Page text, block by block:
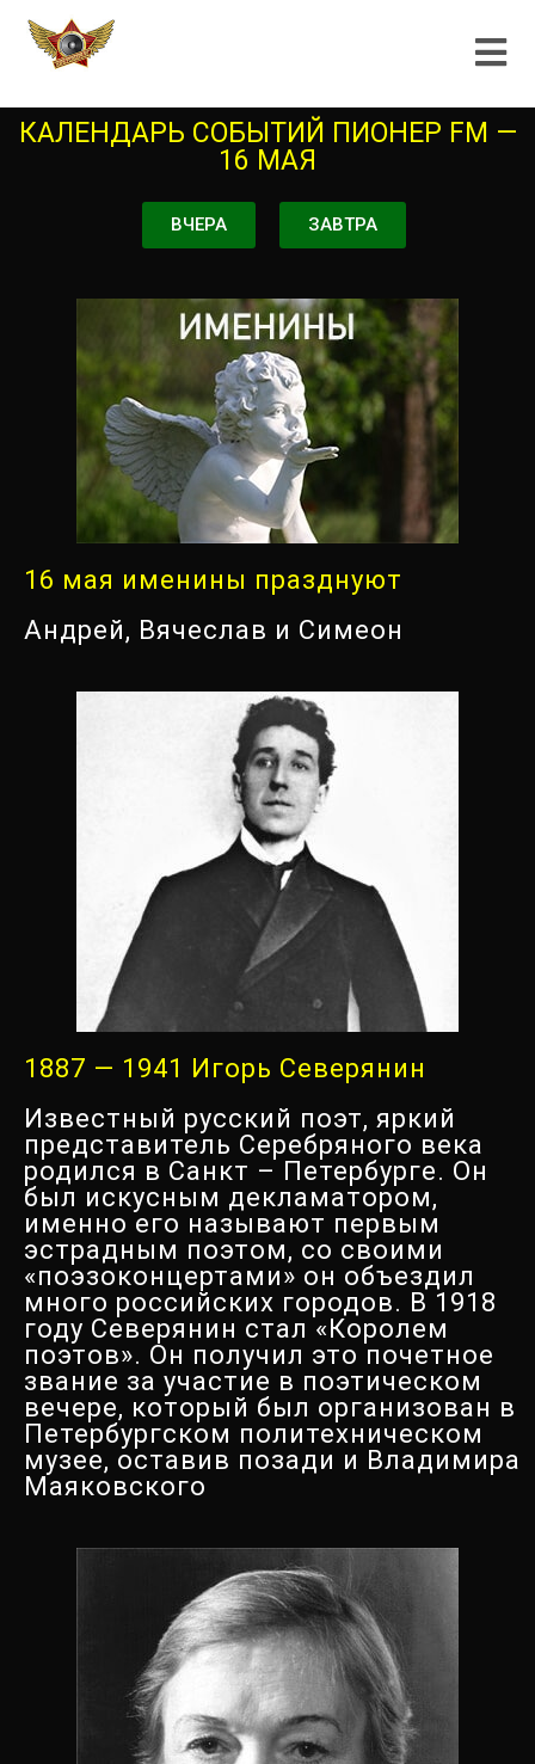
КАЛЕНДАРЬ СОБЫТИЙ ПИОНЕР FM —
16 МАЯ
ВЧЕРА ЗАВТРА
16 мая именины празднуют
Андрей, Вячеслав и Симеон
1887 — 1941 Игорь Северянин
Известный русский поэт, яркий
представитель Серебряного века
родился в Санкт – Петербурге. Он
был искусным декламатором,
именно его называют первым
эстрадным поэтом, со своими
«поэзоконцертами» он объездил
много российских городов. В 1918
году Северянин стал «Королем
поэтов». Он получил это почетное
звание за участие в поэтическом
вечере, который был организован в
Петербургском политехническом
музее, оставив позади и Владимира
Маяковского